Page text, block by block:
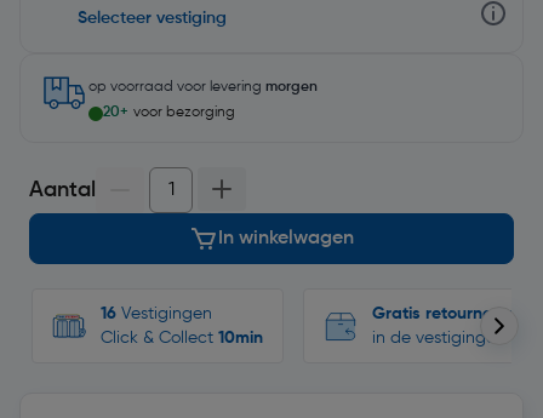
Selecteer vestiging
op voorraad voor levering morgen
20+ voor bezorging
Aantal
In winkelwagen
16 Vestigingen
Click & Collect 10min
Gratis retourneren
in de vestigingen